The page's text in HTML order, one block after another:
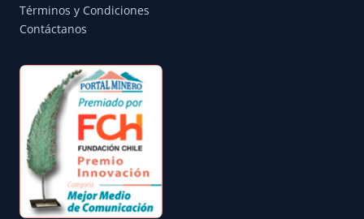
Términos y Condiciones
Contáctanos